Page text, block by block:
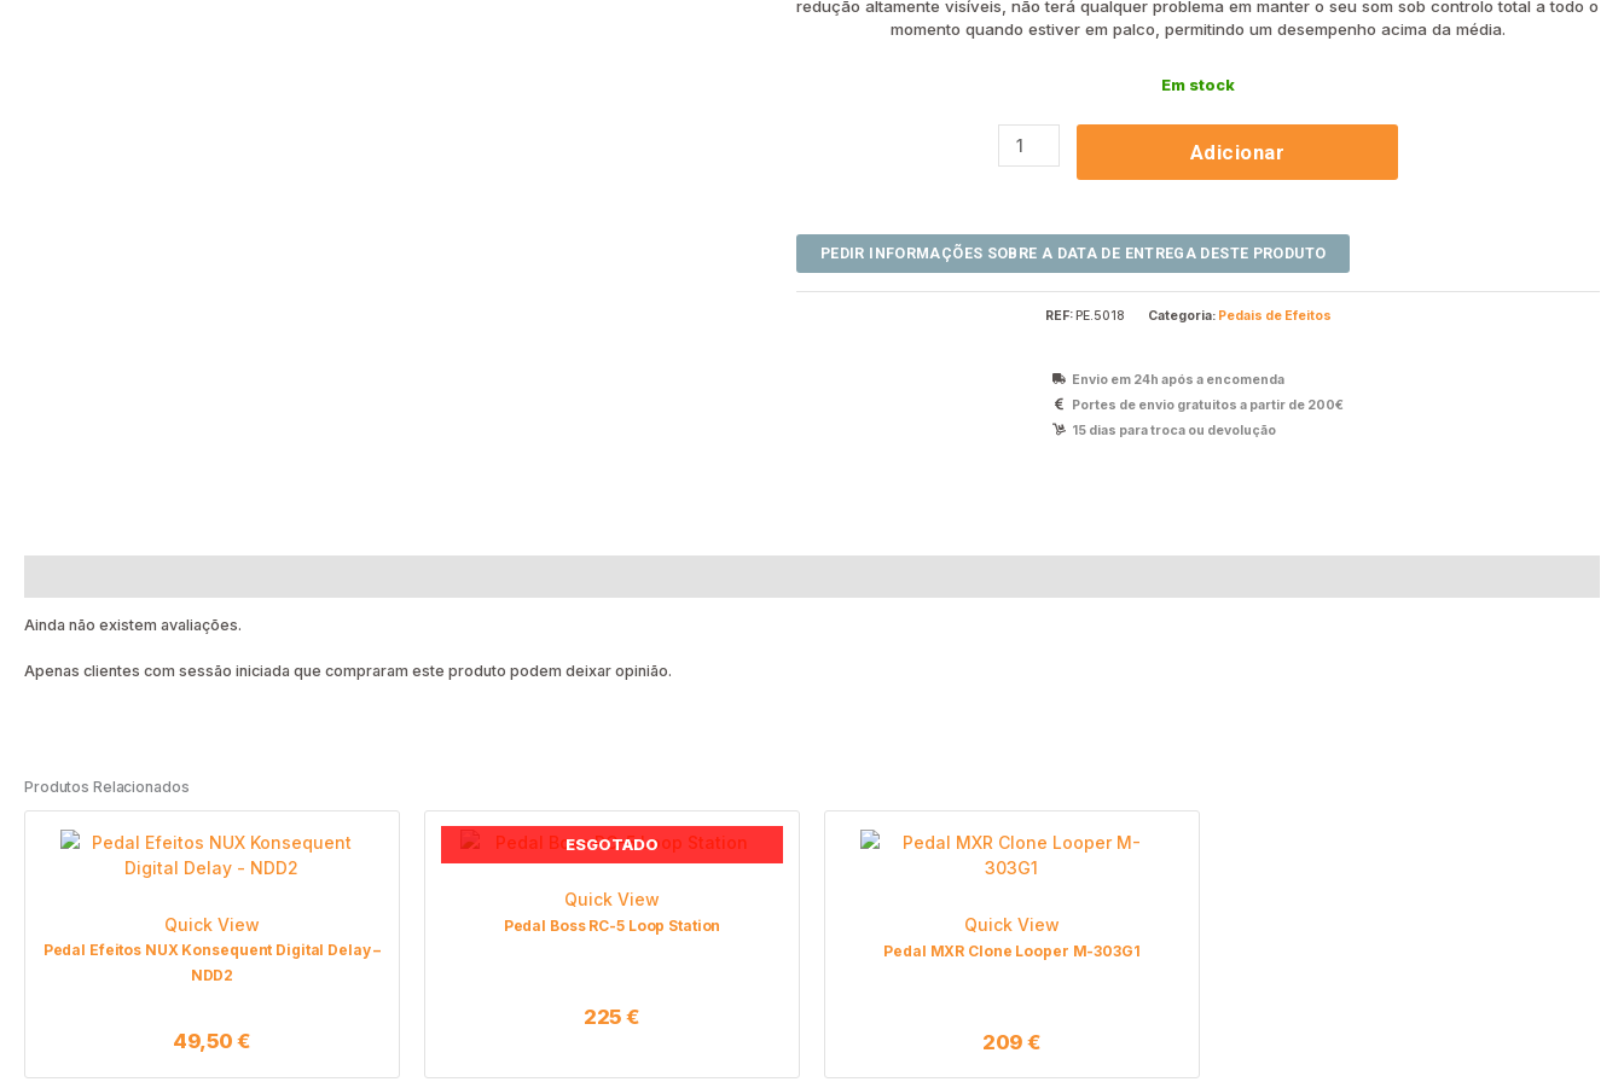
redução altamente visíveis, não terá qualquer problema em manter o seu som sob controlo total a todo o
momento quando estiver em palco, permitindo um desempenho acima da média.
Em stock
Adicionar
REF:PE.5018 Categoria: Pedais de Efeitos
Envio em 24h após a encomenda
Portes de envio gratuitos a partir de 200€
15 dias para troca ou devolução
Ainda não existem avaliações.
Apenas clientes com sessão iniciada que compraram este produto podem deixar opinião.
Produtos Relacionados
Quick View
Pedal Efeitos NUX Konsequent Digital Delay –
NDD2
49,50€
ESGOTADO
Quick View
Pedal Boss RC-5 Loop Station
225€
Quick View
Pedal MXR Clone Looper M-303G1
209€